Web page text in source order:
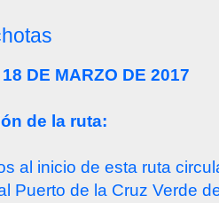
DE MARZO DE 2017
de la ruta:
al inicio de esta ruta
Puerto de la Cruz Verde